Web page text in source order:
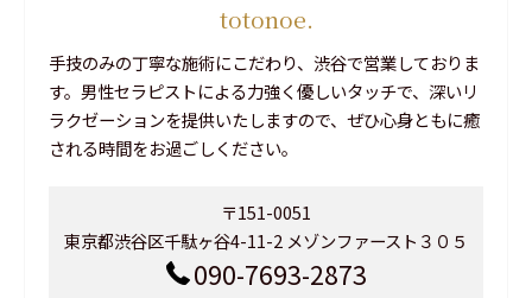
totonoe.
手技のみの丁寧な施術にこだわり、渋谷で営業しておりま
す。男性セラピストによる力強く優しいタッチで、深いリ
ラクゼーションを提供いたしますので、ぜひ心身ともに癒
される時間をお過ごしください。
〒151-0051
東京都渋谷区千駄ヶ谷4-11-2 メゾンファースト３０５
090-7693-2873